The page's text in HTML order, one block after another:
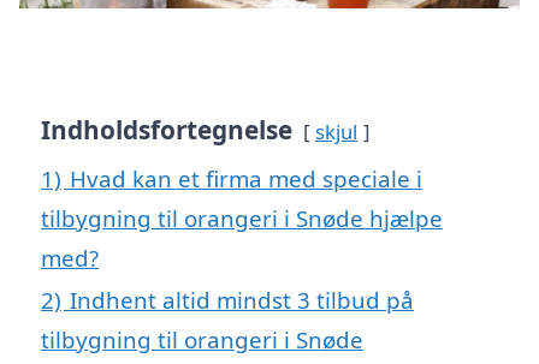
Indholdsfortegnelse skjul
1) Hvad kan et firma med speciale i
tilbygning til orangeri i Snøde hjælpe
med?
2) Indhent altid mindst 3 tilbud på
tilbygning til orangeri i Snøde